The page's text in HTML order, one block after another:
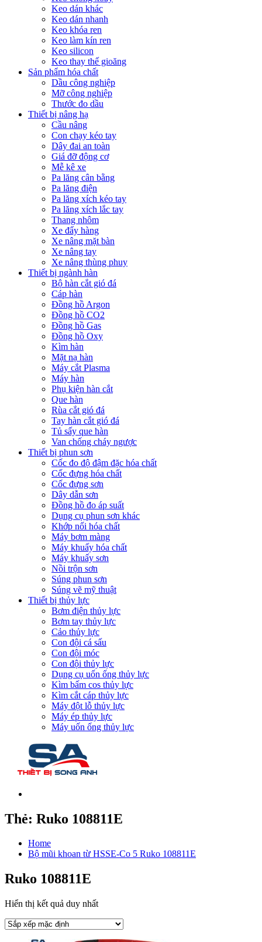
Keo dán khác
Keo dán nhanh
Keo khóa ren
Keo làm kín ren
Keo silicon
Keo thay thế gioăng
Sản phẩm hóa chất
Dầu công nghiệp
Mỡ công nghiệp
Thước đo dầu
Thiết bị nâng hạ
Cầu nâng
Con chạy kéo tay
Dây đai an toàn
Giá đỡ động cơ
Mễ kê xe
Pa lăng cân bằng
Pa lăng điện
Pa lăng xích kéo tay
Pa lăng xích lắc tay
Thang nhôm
Xe đẩy hàng
Xe nâng mặt bàn
Xe nâng tay
Xe nâng thùng phuy
Thiết bị ngành hàn
Bộ hàn cắt gió đá
Cáp hàn
Đồng hồ Argon
Đồng hồ CO2
Đồng hồ Gas
Đồng hồ Oxy
Kìm hàn
Mặt nạ hàn
Máy cắt Plasma
Máy hàn
Phụ kiện hàn cắt
Que hàn
Rùa cắt gió đá
Tay hàn cắt gió đá
Tủ sấy que hàn
Van chống cháy ngược
Thiết bị phun sơn
Cốc đo độ đậm đặc hóa chất
Cốc đựng hóa chất
Cốc đựng sơn
Dây dẫn sơn
Đồng hồ đo áp suất
Dụng cụ phun sơn khác
Khớp nối hóa chất
Máy bơm màng
Máy khuấy hóa chất
Máy khuấy sơn
Nồi trộn sơn
Súng phun sơn
Súng vẽ mỹ thuật
Thiết bị thủy lực
Bơm điện thủy lực
Bơm tay thủy lực
Cảo thủy lực
Con đội cá sấu
Con đội móc
Con đội thủy lực
Dụng cụ uốn ống thủy lực
Kìm bấm cos thủy lực
Kìm cắt cáp thủy lực
Máy đột lỗ thủy lực
Máy ép thủy lực
Máy uốn ống thủy lực
Thẻ: Ruko 108811E
Home
Bộ mũi khoan từ HSSE-Co 5 Ruko 108811E
Ruko 108811E
Hiển thị kết quả duy nhất